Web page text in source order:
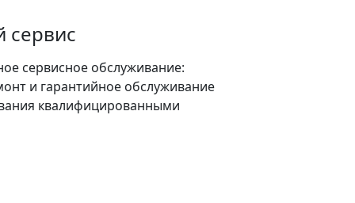
сервис
сервисное обслуживание:
и гарантийное обслуживание
квалифицированными